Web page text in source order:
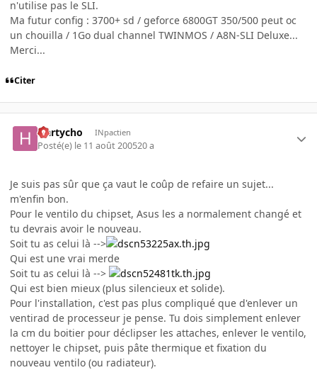
n'utilise pas le SLI.
Ma futur config : 3700+ sd / geforce 6800GT 350/500 peut oc
un chouilla / 1Go dual channel TWINMOS / A8N-SLI Deluxe...
Merci...
Citer
Hartycho INpactien
Posté(e) le 11 août 200520 a
Je suis pas sûr que ça vaut le coûp de refaire un sujet...
m'enfin bon.
Pour le ventilo du chipset, Asus les a normalement changé et
tu devrais avoir le nouveau.
Soit tu as celui là -->
Qui est une vrai merde
Soit tu as celui là -->
Qui est bien mieux (plus silencieux et solide).
Pour l'installation, c'est pas plus compliqué que d'enlever un
ventirad de processeur je pense. Tu dois simplement enlever
la cm du boitier pour déclipser les attaches, enlever le ventilo,
nettoyer le chipset, puis pâte thermique et fixation du
nouveau ventilo (ou radiateur).